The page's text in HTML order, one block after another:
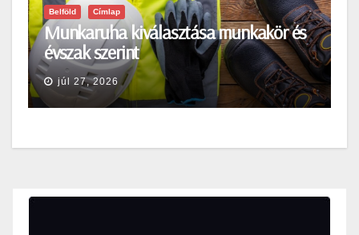
Belföld Címlap
Munkaruha kiválasztása munkakör és
évszak szerint
júl 27, 2026